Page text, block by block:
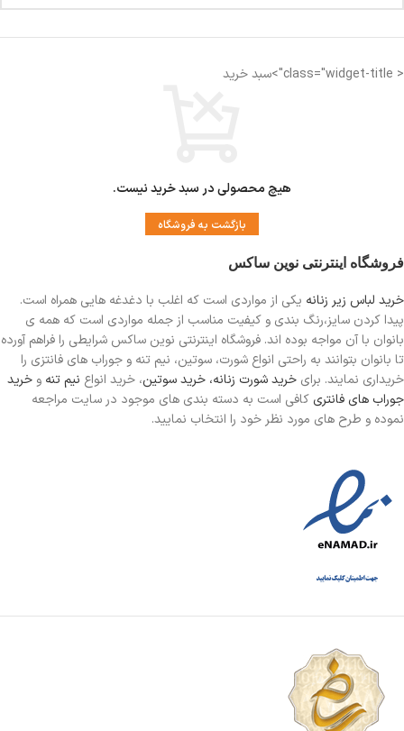
< class="widget-title">سبد خرید
هیچ محصولی در سبد خرید نیست.
بازگشت به فروشگاه
فروشگاه اینترنتی نوین ساکس
خرید لباس زیر زنانه یکی از مواردی است که اغلب با دغدغه هایی همراه است.
پیدا کردن سایز،رنگ بندی و کیفیت مناسب از جمله مواردی است که همه ی
بانوان با آن مواجه بوده اند. فروشگاه اینترنتی نوین ساکس شرایطی را فراهم آورده
تا بانوان بتوانند به راحتی انواع شورت، سوتین، نیم تنه و جوراب های فانتزی را
خریداری نمایند. برای خرید شورت زنانه، خرید سوتین، خرید انواع نیم تنه و خرید
جوراب های فانتری کافی است به دسته بندی های موجود در سایت مراجعه
نموده و طرح های مورد نظر خود را انتخاب نمایید.